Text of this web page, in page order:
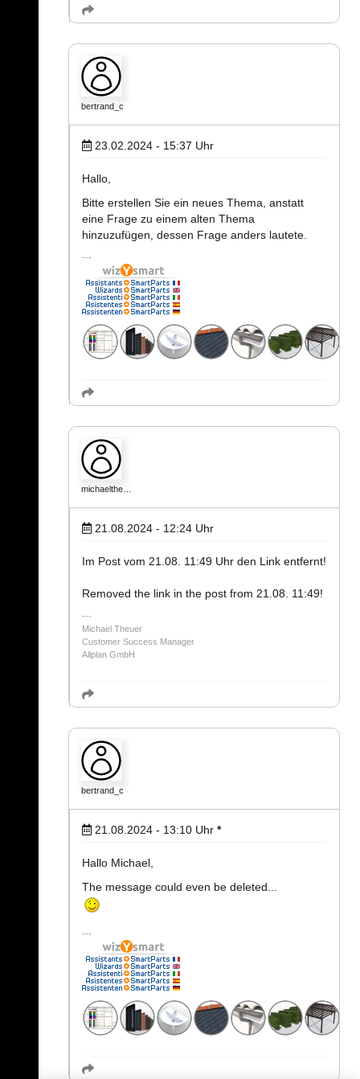
bertrand_c
23.02.2024 - 15:37 Uhr
Hallo,
Bitte erstellen Sie ein neues Thema, anstatt
eine Frage zu einem alten Thema
hinzuzufügen, dessen Frage anders lautete.
michaelthe…
21.08.2024 - 12:24 Uhr
Im Post vom 21.08. 11:49 Uhr den Link entfernt!
Removed the link in the post from 21.08. 11:49!
Michael Theuer
Customer Success Manager
Allplan GmbH
bertrand_c
21.08.2024 - 13:10 Uhr *
Hallo Michael,
The message could even be deleted...